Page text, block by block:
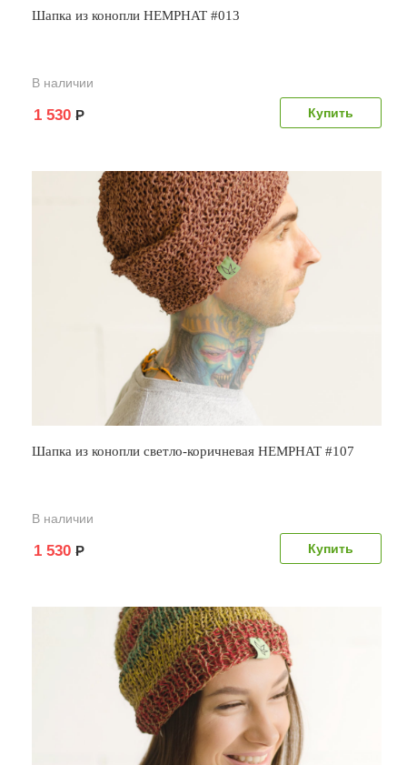
Шапка из конопли HEMPHAT #013
В наличии
1 530 Р
Шапка из конопли светло-коричневая HEMPHAT #107
В наличии
1 530 Р